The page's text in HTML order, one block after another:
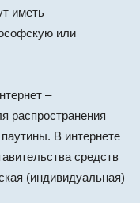
иметь
или
–
распространения
В интернете
средств
(индивидуальная)